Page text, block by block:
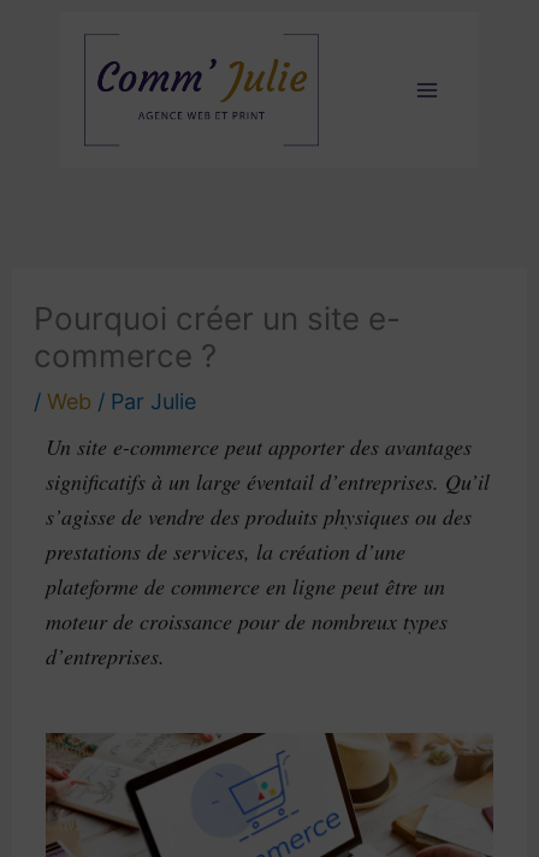
Pourquoi créer un site e-
commerce ?
/ Web / Par Julie
Un site e-commerce peut apporter des avantages
significatifs à un large éventail d’entreprises. Qu’il
s’agisse de vendre des produits physiques ou des
prestations de services, la création d’une
plateforme de commerce en ligne peut être un
moteur de croissance pour de nombreux types
d’entreprises.